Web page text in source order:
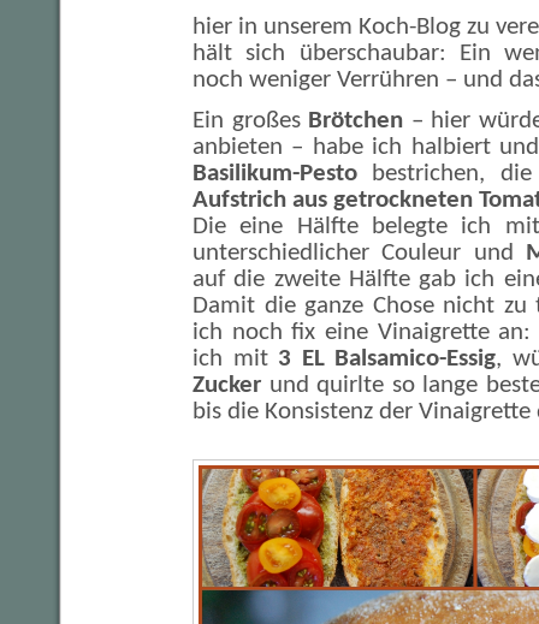
hier in unserem Koch-Blog zu
hält sich überschaubar: Ein
noch weniger Verrühren – und
Ein großes Brötchen – hier
anbieten – habe ich halbiert
Basilikum-Pesto bestrichen,
Aufstrich aus getrockneten
Die eine Hälfte belegte ich
unterschiedlicher Couleur und
auf die zweite Hälfte gab ich
Damit die ganze Chose nicht
ich noch fix eine Vinaigrette an:
ich mit 3 EL Balsamico-Essig,
Zucker und quirlte so lange
bis die Konsistenz der